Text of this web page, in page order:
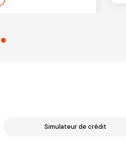
Simulateur de crédit